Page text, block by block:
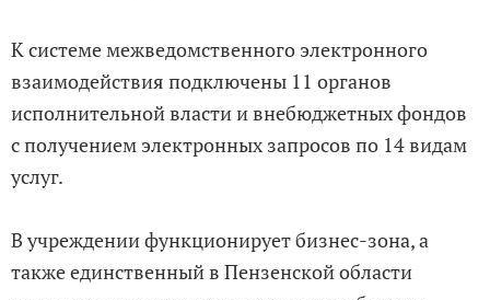
К системе межведомственного электронного
взаимодействия подключены 11 органов
исполнительной власти и внебюджетных фондов
с получением электронных запросов по 14 видам
услуг.
В учреждении функционирует бизнес-зона, а
также единственный в Пензенской области